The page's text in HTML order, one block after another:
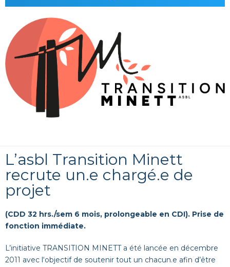
L’asbl Transition Minett
recrute un.e chargé.e de
projet
(CDD 32 hrs./sem 6 mois, prolongeable en CDI). Prise de
fonction immédiate.
L’initiative TRANSITION MINETT a été lancée en décembre
2011 avec l‘objectif de soutenir tout un chacun.e afin d’être